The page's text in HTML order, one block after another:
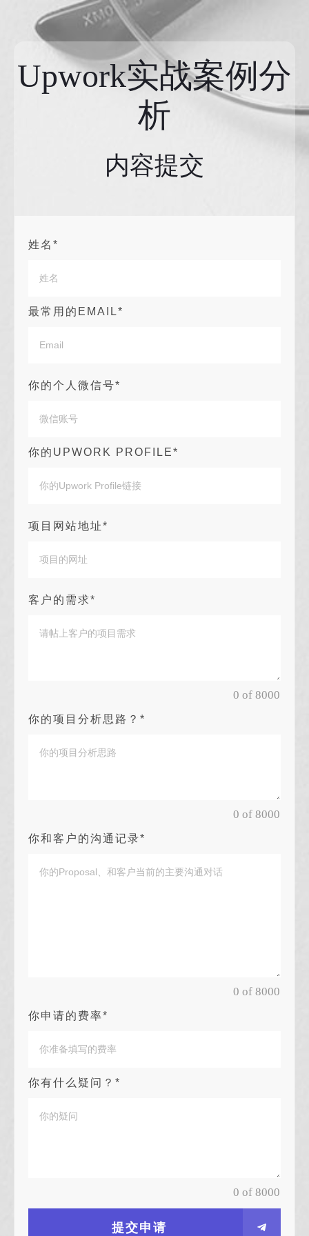
Upwork实战案例分
析
内容提交
姓名*
最常用的EMAIL*
你的个人微信号*
你的UPWORK PROFILE*
项目网站地址*
客户的需求*
0 of 8000
你的项目分析思路？*
0 of 8000
你和客户的沟通记录*
0 of 8000
你申请的费率*
你有什么疑问？*
0 of 8000
提交申请